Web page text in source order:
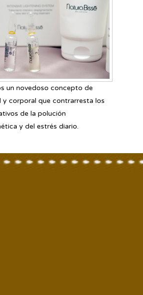
un novedoso concepto de
y corporal que contrarresta los
de la polución
y del estrés diario.